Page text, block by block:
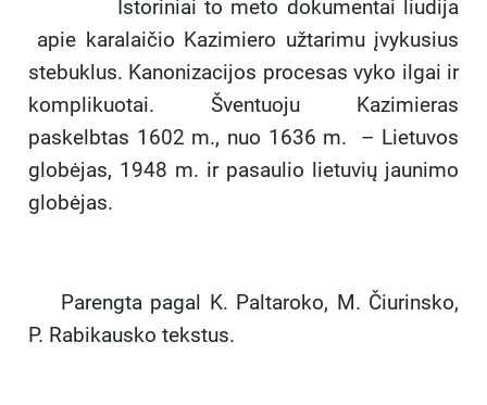
Istoriniai to meto dokumentai liudija
apie karalaičio Kazimiero užtarimu įvykusius
stebuklus. Kanonizacijos procesas vyko ilgai ir
komplikuotai. Šventuoju Kazimieras
paskelbtas 1602 m., nuo 1636 m. – Lietuvos
globėjas, 1948 m. ir pasaulio lietuvių jaunimo
globėjas.
Parengta pagal K. Paltaroko, M. Čiurinsko,
P. Rabikausko tekstus.